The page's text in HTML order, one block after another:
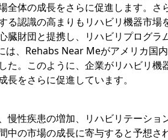
全体の成長をさらに促進します。
る認識の高まりもリハビリ機器市
臓財団と提携し、リハビリプログラ
は、Rehabs Near Meがアメリカ国
た。このように、企業がリハビリ機
長をさらに促進しています。
慢性疾患の増加、リハビリテーシ
中の市場の成長に寄与すると予想さ